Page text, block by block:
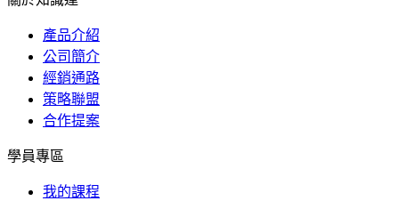
產品介紹
公司簡介
經銷通路
策略聯盟
合作提案
學員專區
我的課程